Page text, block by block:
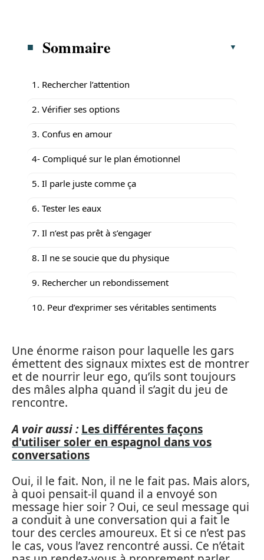
Sommaire
1. Rechercher l’attention
2. Vérifier ses options
3. Confus en amour
4- Compliqué sur le plan émotionnel
5. Il parle juste comme ça
6. Tester les eaux
7. Il n’est pas prêt à s’engager
8. Il ne se soucie que du physique
9. Rechercher un rebondissement
10. Peur d’exprimer ses véritables sentiments
Une énorme raison pour laquelle les gars
émettent des signaux mixtes est de montrer
et de nourrir leur ego, qu’ils sont toujours
des mâles alpha quand il s’agit du jeu de
rencontre.
A voir aussi : Les différentes façons
d'utiliser soler en espagnol dans vos
conversations
Oui, il le fait. Non, il ne le fait pas. Mais alors,
à quoi pensait-il quand il a envoyé son
message hier soir ? Oui, ce seul message qui
a conduit à une conversation qui a fait le
tour des cercles amoureux. Et si ce n’est pas
le cas, vous l’avez rencontré aussi. Ce n’était